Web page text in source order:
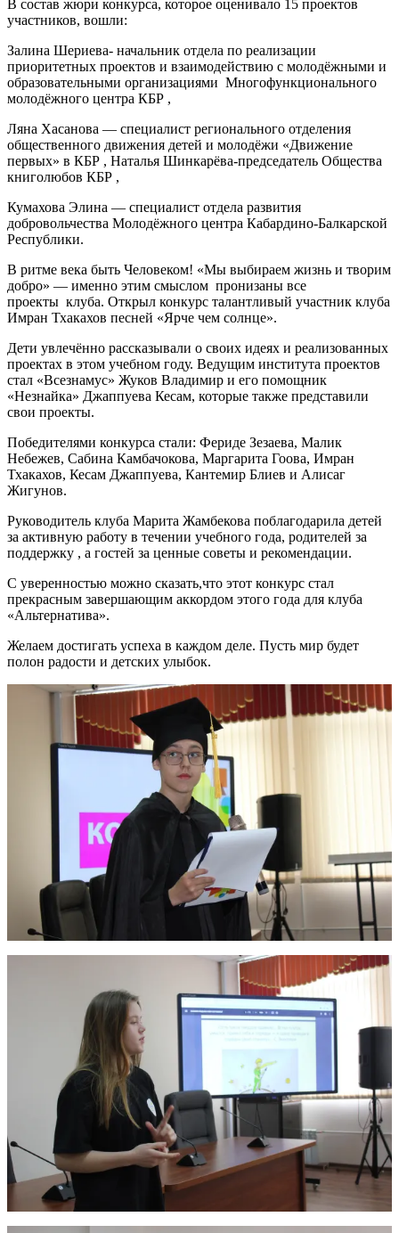
В состав жюри конкурса, которое оценивало 15 проектов
участников, вошли:
Залина Шериева- начальник отдела по реализации
приоритетных проектов и взаимодействию с молодёжными и
образовательными организациями Многофункционального
молодёжного центра КБР ,
Ляна Хасанова — специалист регионального отделения
общественного движения детей и молодёжи «Движение
первых» в КБР , Наталья Шинкарёва-председатель Общества
книголюбов КБР ,
Кумахова Элина — специалист отдела развития
добровольчества Молодёжного центра Кабардино-Балкарской
Республики.
В ритме века быть Человеком! «Мы выбираем жизнь и творим
добро» — именно этим смыслом пронизаны все
проекты клуба. Открыл конкурс талантливый участник клуба
Имран Тхакахов песней «Ярче чем солнце».
Дети увлечённо рассказывали о своих идеях и реализованных
проектах в этом учебном году. Ведущим института проектов
стал «Всезнамус» Жуков Владимир и его помощник
«Незнайка» Джаппуева Кесам, которые также представили
свои проекты.
Победителями конкурса стали: Фериде Зезаева, Малик
Небежев, Сабина Камбачокова, Маргарита Гоова, Имран
Тхакахов, Кесам Джаппуева, Кантемир Блиев и Алисаг
Жигунов.
Руководитель клуба Марита Жамбекова поблагодарила детей
за активную работу в течении учебного года, родителей за
поддержку , а гостей за ценные советы и рекомендации.
С уверенностью можно сказать,что этот конкурс стал
прекрасным завершающим аккордом этого года для клуба
«Альтернатива».
Желаем достигать успеха в каждом деле. Пусть мир будет
полон радости и детских улыбок.